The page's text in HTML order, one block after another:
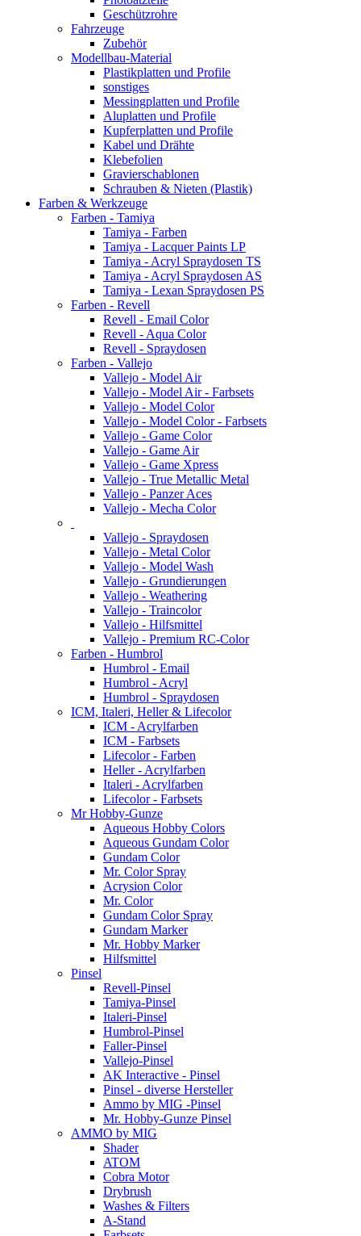
Geschützrohre
Fahrzeuge
Zubehör
Modellbau-Material
Plastikplatten und Profile
sonstiges
Messingplatten und Profile
Aluplatten und Profile
Kupferplatten und Profile
Kabel und Drähte
Klebefolien
Gravierschablonen
Schrauben & Nieten (Plastik)
Farben & Werkzeuge
Farben - Tamiya
Tamiya - Farben
Tamiya - Lacquer Paints LP
Tamiya - Acryl Spraydosen TS
Tamiya - Acryl Spraydosen AS
Tamiya - Lexan Spraydosen PS
Farben - Revell
Revell - Email Color
Revell - Aqua Color
Revell - Spraydosen
Farben - Vallejo
Vallejo - Model Air
Vallejo - Model Air - Farbsets
Vallejo - Model Color
Vallejo - Model Color - Farbsets
Vallejo - Game Color
Vallejo - Game Air
Vallejo - Game Xpress
Vallejo - True Metallic Metal
Vallejo - Panzer Aces
Vallejo - Mecha Color
Vallejo - Spraydosen
Vallejo - Metal Color
Vallejo - Model Wash
Vallejo - Grundierungen
Vallejo - Weathering
Vallejo - Traincolor
Vallejo - Hilfsmittel
Vallejo - Premium RC-Color
Farben - Humbrol
Humbrol - Email
Humbrol - Acryl
Humbrol - Spraydosen
ICM, Italeri, Heller & Lifecolor
ICM - Acrylfarben
ICM - Farbsets
Lifecolor - Farben
Heller - Acrylfarben
Italeri - Acrylfarben
Lifecolor - Farbsets
Mr Hobby-Gunze
Aqueous Hobby Colors
Aqueous Gundam Color
Gundam Color
Mr. Color Spray
Acrysion Color
Mr. Color
Gundam Color Spray
Gundam Marker
Mr. Hobby Marker
Hilfsmittel
Pinsel
Revell-Pinsel
Tamiya-Pinsel
Italeri-Pinsel
Humbrol-Pinsel
Faller-Pinsel
Vallejo-Pinsel
AK Interactive - Pinsel
Pinsel - diverse Hersteller
Ammo by MIG -Pinsel
Mr. Hobby-Gunze Pinsel
AMMO by MIG
Shader
ATOM
Cobra Motor
Drybrush
Washes & Filters
A-Stand